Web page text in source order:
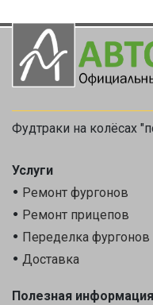
Фудтраки на колёсах
Услуги
Ремонт фургонов
Ремонт прицепов
Переделка фургонов
Доставка
Полезная информация